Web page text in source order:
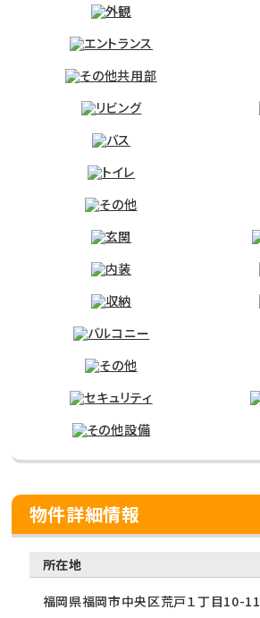
物件詳細情報
所在地
福岡県福岡市中央区荒戸１丁目10-11